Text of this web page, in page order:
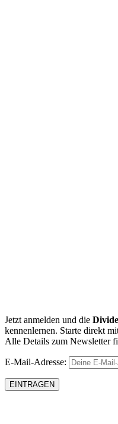
Jetzt anmelden und die
kennenlernen. Starte direkt
Alle Details zum Newsletter
E-Mail-Adresse: